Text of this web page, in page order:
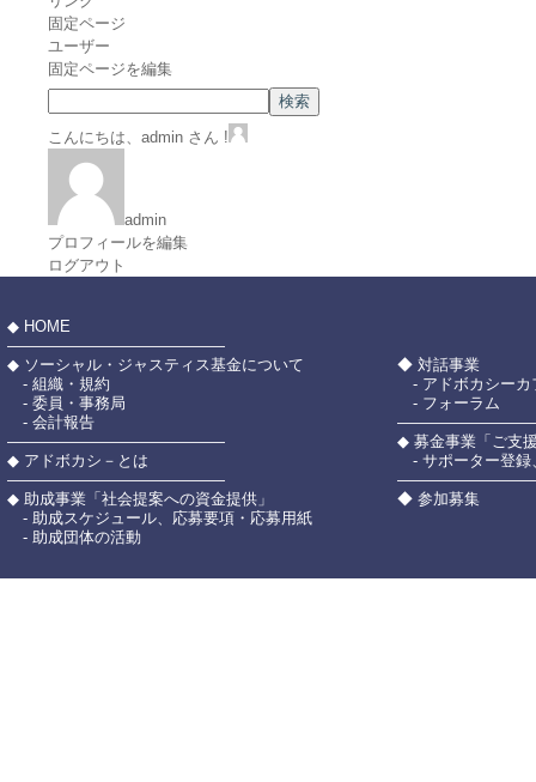
固定ページ
ユーザー
固定ページを編集
こんにちは、admin さん !
admin
プロフィールを編集
ログアウト
◆ HOME
――――――――――――――
◆ ソーシャル・ジャスティス基金について
- 組織・規約
- 委員・事務局
- 会計報告
――――――――――――――
◆ アドボカシ－とは
――――――――――――――
◆ 助成事業「社会提案への資金提供」
- 助成スケジュール、応募要項・応募用紙
- 助成団体の活動
◆ 対話事業
- アドボカシーカ
- フォーラム
◆ 募金事業「ご支
- サポーター登録
◆ 参加募集